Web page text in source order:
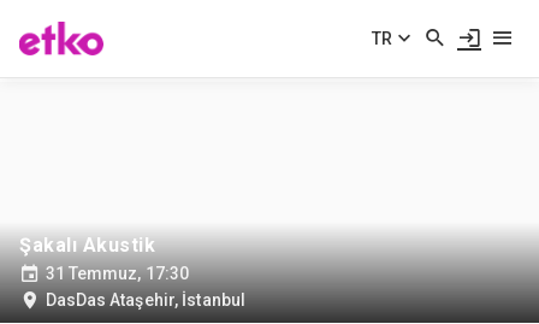
TR
Şakalı Akustik
31 Temmuz, 17:30
DasDas Ataşehir, İstanbul